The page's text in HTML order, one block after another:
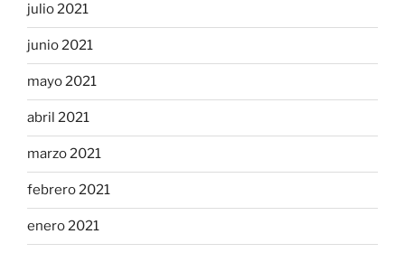
julio 2021
junio 2021
mayo 2021
abril 2021
marzo 2021
febrero 2021
enero 2021